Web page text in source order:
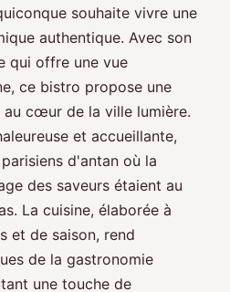
souhaite vivre une
authentique. Avec son
qui offre une vue
ce bistro propose une
cœur de la ville lumière.
et accueillante,
d'antan où la
des saveurs étaient au
La cuisine, élaborée à
et de saison, rend
de la gastronomie
une touche de